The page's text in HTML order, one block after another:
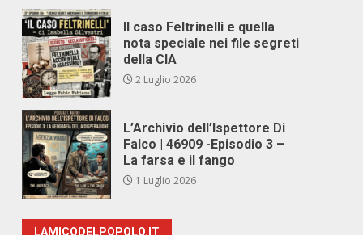
Il caso Feltrinelli e quella
nota speciale nei file segreti
della CIA
2 Luglio 2026
L’Archivio dell’Ispettore Di
Falco | 46909 -Episodio 3 –
La farsa e il fango
1 Luglio 2026
LAMICODELPOPOLO.IT